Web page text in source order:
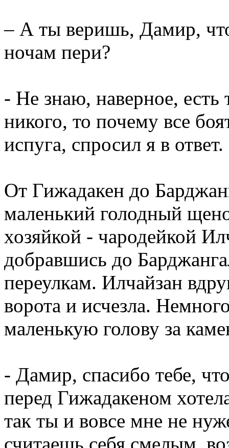
– А ты веришь, Дамир,
ночам пери?
- Не знаю, наверное,
никого, то почему все
испуга, спросил я в ответ.
От Гижадакен до
маленький голодный
хозяйкой - чародейкой
добравшись до
переулкам. Илчайзан
ворота и исчезла.
маленькую голову за
- Дамир, спасибо тебе,
перед Гижадакеном
так ты и вовсе мне не
считаешь себя смелым,